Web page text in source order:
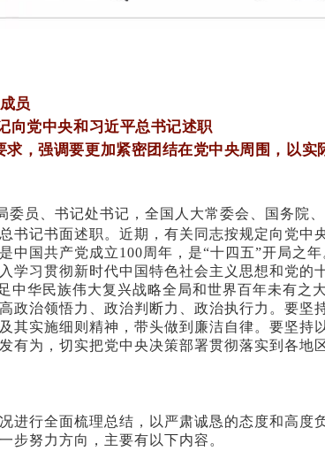
员
向党中央和习近平总书记述职
，强调要更加紧密团结在党中央周围，以
员、书记处书记，全国人大常委会、国务院
书记书面述职。近期，有关同志按规定向党中
中国共产党成立100周年，是“十四五”开局之
学习贯彻新时代中国特色社会主义思想和党的
中华民族伟大复兴战略全局和世界百年未有之
政治领悟力、政治判断力、政治执行力。要坚
其实施细则精神，带头做到廉洁自律。要坚持
有为，切实把党中央决策部署贯彻落实到各地
行全面梳理总结，以严肃诚恳的态度和高度
步努力方向，主要有以下内容。